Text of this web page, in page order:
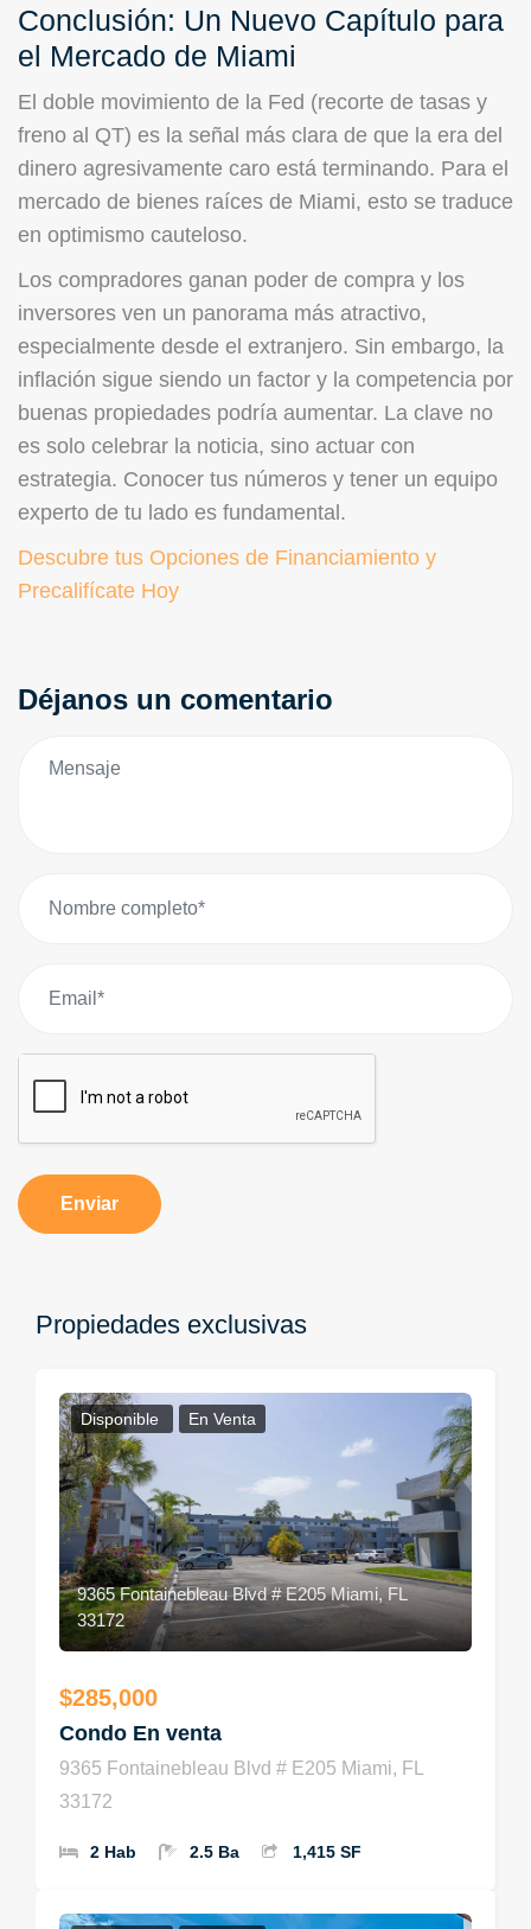
Conclusión: Un Nuevo Capítulo para
el Mercado de Miami
El doble movimiento de la Fed (recorte de tasas y
freno al QT) es la señal más clara de que la era del
dinero agresivamente caro está terminando. Para el
mercado de bienes raíces de Miami, esto se traduce
en optimismo cauteloso.
Los compradores ganan poder de compra y los
inversores ven un panorama más atractivo,
especialmente desde el extranjero. Sin embargo, la
inflación sigue siendo un factor y la competencia por
buenas propiedades podría aumentar. La clave no
es solo celebrar la noticia, sino actuar con
estrategia. Conocer tus números y tener un equipo
experto de tu lado es fundamental.
Descubre tus Opciones de Financiamiento y
Precalifícate Hoy
Déjanos un comentario
Enviar
Propiedades exclusivas
Disponible En Venta
9365 Fontainebleau Blvd # E205 Miami, FL
33172
$285,000
Condo En venta
9365 Fontainebleau Blvd # E205 Miami, FL
33172
2 Hab 2.5 Ba 1,415 SF